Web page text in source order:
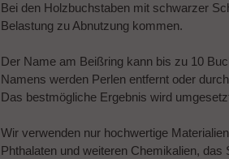
Bei den Holzbuchstaben mit schwarzer
Belastung zu Abnutzung kommen.
Der Name am Beißring kann bis zu 10
Namens werden Perlen entfernt oder
Das bestmögliche Ergebnis wird
Wir verwenden nur hochwertige
Phthalaten und weiteren Chemikalien,